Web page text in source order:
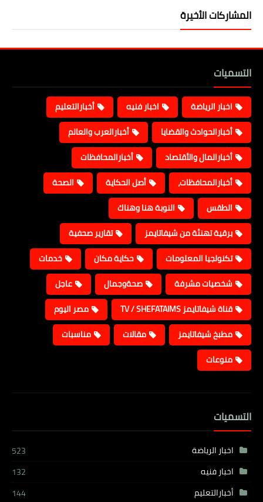
المشاركات الأخيرة
التسميات
اخبار الرياضة اخبار فنيه
أخبارالتعليم
أخبارالحوادث والقضايا
أخبارالعرب والعالم
أخبارالمال والأقتصاد
أخبارالمحافظات
أخبارالمحافظات،
أصل الحكاية
الصحة
الطقس
النوبة هنا وهناك
برقية تهنئة من شيفاتايمز
تقارير صحفية
تكنولجيا المعلومات
حكاية مكان
خدمات
شخصيات مشرفة
صحةوجمال
عاجل
قناة شيفاتايمز TV / SHEFATAIMS
مصر اليوم
مطبخ شيفاتايمز
مقالات
مناسبات
منوعات
التسميات
اخبار الرياضة
523
اخبار فنيه
132
أخبارالتعليم
144